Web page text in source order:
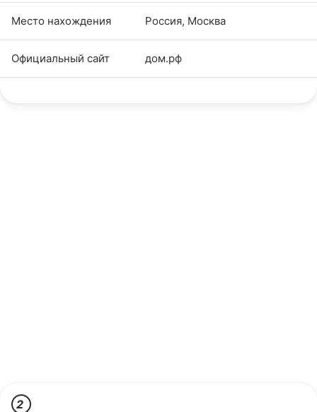
Место нахождения Россия, Москва
Официальный сайт дом.рф
2